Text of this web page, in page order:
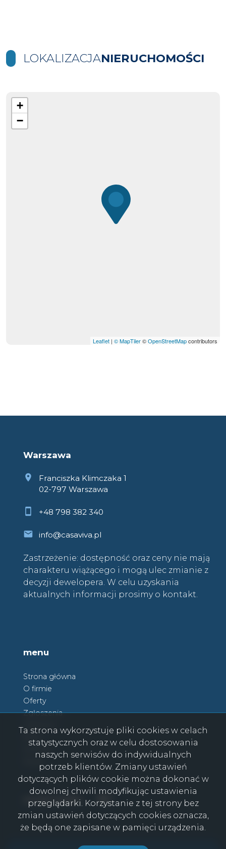
LOKALIZACJANIERUCHOMOŚCI
+
−
Leaflet | © MapTiler©OpenStreetMapcontributors
Warszawa
Franciszka Klimczaka 1
02-797 Warszawa
+48 798 382 340
info@casaviva.pl
Zastrzeżenie: dostępność oraz ceny nie mają
charakteru wiążącego i mogą ulec zmianie z
decyzji dewelopera. W celu uzyskania
aktualnych informacji prosimy o kontakt.
menu
Strona główna
O firmie
Oferty
Zgłoszenia
Kontakt
social media Facebook
Facebook
Ta strona wykorzystuje pliki cookies w celach
statystycznych oraz w celu dostosowania
naszych serwisów do indywidualnych
potrzeb klientów. Zmiany ustawień
dotyczących plików cookie można dokonać w
dowolnej chwili modyfikując ustawienia
przeglądarki. Korzystanie z tej strony bez
zmian ustawień dotyczących cookies oznacza,
że będą one zapisane w pamięci urządzenia.